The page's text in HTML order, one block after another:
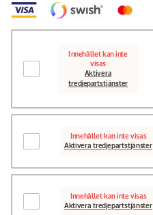
Innehållet kan inte
visas
Aktivera
tredjepartstjänster
Innehållet kan inte visas
Aktivera tredjepartstjänster
Innehållet kan inte visas
Aktivera tredjepartstjänster